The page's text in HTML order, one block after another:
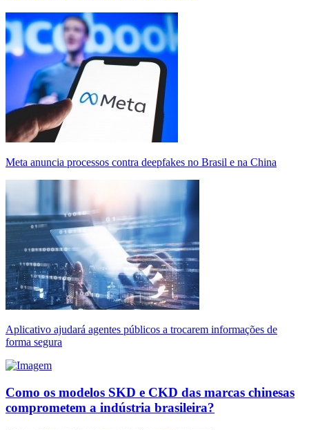
Meta anuncia processos contra deepfakes no Brasil e na China
Aplicativo ajudará agentes públicos a trocarem informações de
forma segura
Como os modelos SKD e CKD das marcas chinesas
comprometem a indústria brasileira?